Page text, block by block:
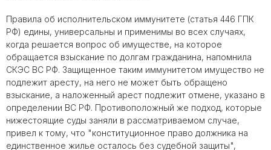
Правила об исполнительском иммунитете (статья 446 ГПК
РФ) едины, универсальны и применимы во всех случаях,
когда решается вопрос об имуществе, на которое
обращается взыскание по долгам гражданина, напомнила
СКЭС ВС РФ. Защищенное таким иммунитетом имущество не
подлежит аресту, на него не может быть обращено
взыскание, а наложенный арест подлежит отмене, указано в
определении ВС РФ. Противоположный же подход, которые
нижестоящие суды заняли в рассматриваемом случае,
привел к тому, что "конституционное право должника на
единственное жилье осталось без судебной защиты",